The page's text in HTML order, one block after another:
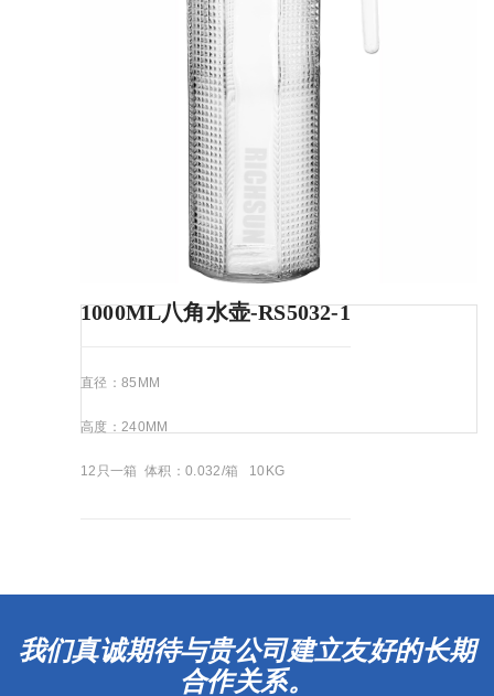
1000ML八角水壶-RS5032-1
直径：85MM
高度：240MM
12只一箱 体积：0.032/箱 10KG
我们真诚期待与贵公司建立友好的长期
合作关系。